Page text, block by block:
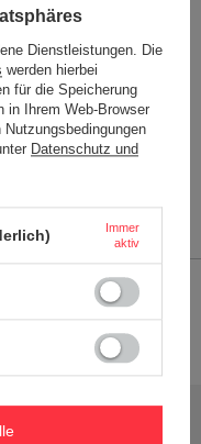
GOLDBÄR SILBER
Fragen?
Dienstleistungen. Die
werden hierbei
für die Speicherung
in Ihrem Web-Browser
Datenschutz und
Immer
aktiv